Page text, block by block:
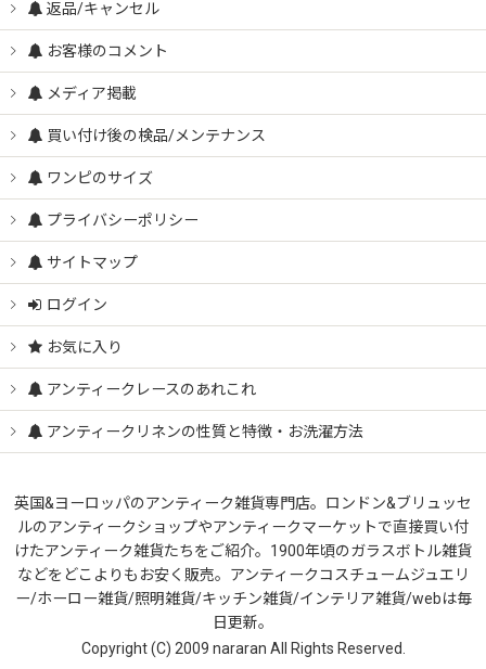
返品/キャンセル
お客様のコメント
メディア掲載
買い付け後の検品/メンテナンス
ワンピのサイズ
プライバシーポリシー
サイトマップ
ログイン
お気に入り
アンティークレースのあれこれ
アンティークリネンの性質と特徴・お洗濯方法
英国&ヨーロッパのアンティーク雑貨専門店。ロンドン&ブリュッセ
ルのアンティークショップやアンティークマーケットで直接買い付
けたアンティーク雑貨たちをご紹介。1900年頃のガラスボトル雑貨
などをどこよりもお安く販売。アンティークコスチュームジュエリ
ー/ホーロー雑貨/照明雑貨/キッチン雑貨/インテリア雑貨/webは毎
日更新。
Copyright (C) 2009 nararan All Rights Reserved.